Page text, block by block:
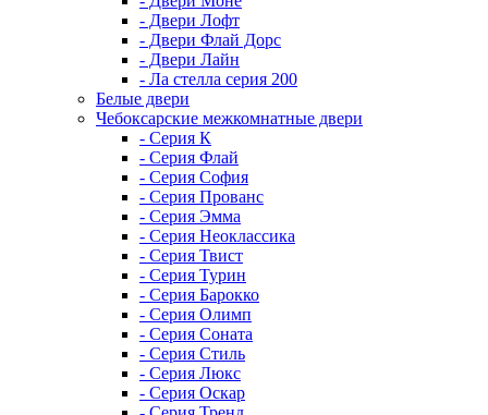
- Двери Лофт
- Двери Флай Дорс
- Двери Лайн
- Ла стелла серия 200
Белые двери
Чебоксарские межкомнатные двери
- Серия К
- Серия Флай
- Серия София
- Серия Прованс
- Серия Эмма
- Серия Неоклассика
- Серия Твист
- Серия Турин
- Серия Барокко
- Серия Олимп
- Серия Соната
- Серия Стиль
- Серия Люкс
- Серия Оскар